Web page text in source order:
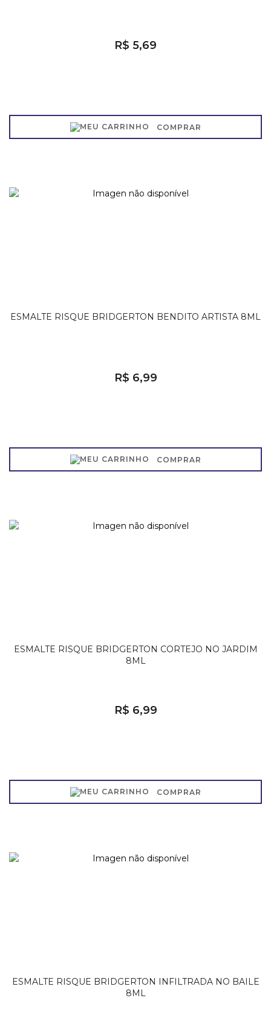
R$ 5,69
COMPRAR
ESMALTE RISQUE BRIDGERTON BENDITO ARTISTA 8ML
R$ 6,99
COMPRAR
ESMALTE RISQUE BRIDGERTON CORTEJO NO JARDIM
8ML
R$ 6,99
COMPRAR
ESMALTE RISQUE BRIDGERTON INFILTRADA NO BAILE
8ML